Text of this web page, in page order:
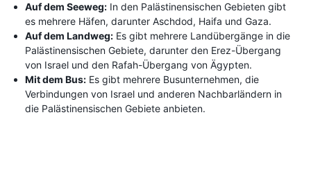
Auf dem Seeweg: In den Palästinensischen Gebieten gibt
es mehrere Häfen, darunter Aschdod, Haifa und Gaza.
Auf dem Landweg: Es gibt mehrere Landübergänge in die
Palästinensischen Gebiete, darunter den Erez-Übergang
von Israel und den Rafah-Übergang von Ägypten.
Mit dem Bus: Es gibt mehrere Busunternehmen, die
Verbindungen von Israel und anderen Nachbarländern in
die Palästinensischen Gebiete anbieten.